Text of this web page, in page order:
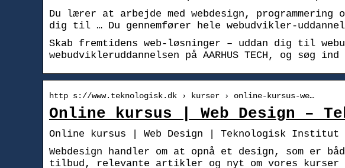
Du lærer at arbejde med webdesign,
dig til … Du gennemfører hele webudvikler-
Skab fremtidens web-løsninger – uddan dig til
webudvikleruddannelsen på AARHUS TECH, og søg ind
http s://www.teknologisk.dk › kurser › online-kursus-we…
Online kursus | Web Design –
Online kursus | Web Design | Teknologisk Institut
Webdesign handler om at opnå et design, som er
tilbud, relevante artikler og nyt om vores kurser